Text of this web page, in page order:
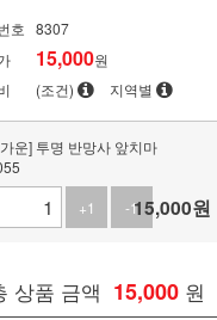
호 8307
15,000원
(조건) 지역별
운] 투명 반망사 앞치마
+1
-115,000원
상품 금액 15,000 원